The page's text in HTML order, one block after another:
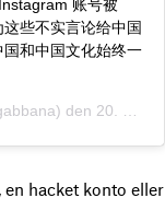
账号被
些不实言论给中国
和中国文化始终一
den 20. Nov, 2018 kl. 9.26 PST
hacket konto eller